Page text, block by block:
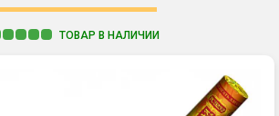
ТОВАР В НАЛИЧИИ